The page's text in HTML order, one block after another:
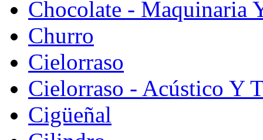
Chocolate - Maquinaria
Churro
Cielorraso
Cielorraso - Acústico Y
Cigüeñal